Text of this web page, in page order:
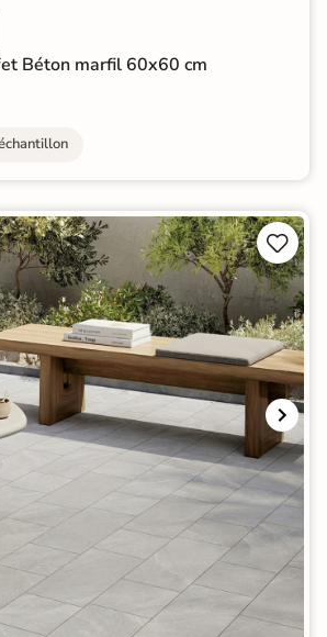
Béton marfil 60x60 cm

